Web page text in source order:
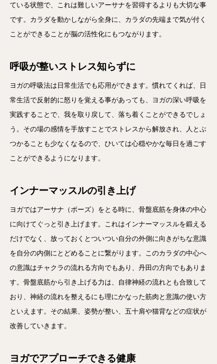
ている状態で、これは難しいアーサナを習得するよりも大切な事
です。カラダを動かしながら全身に、カラダの先端まで気が付く
ことができることが脳の活性化にもつながります。
呼吸が整いストレス知らずに
ヨガの呼吸法は日常生活でも応用ができます。慣れてくれば、日
常生活で反射的に怒りを覚える事があっても、ヨガの深い呼吸を
実践することで、我を取り戻して、落ち着くことができるでしょ
う。その場の感情を手放すことでストレスから解放され、人とぶ
つかることも少なくなるので、ひいては心穏やかな毎日を過ごす
ことができるようになります。
インナーマッスルの引き上げ
ヨガではアーサナ（ポーズ）をとる時に、骨盤底筋を身体の中心
に向けてぐっと引き上げます。これはインナーマッスルを鍛える
だけでなく、放っておくとついつい自分の外側に向きがちな意識
を自分の内側にとどめることに繋がります。このカラダの中心へ
の意識はチャクラの流れる方向でもあり、丹田の方向でもありま
す。骨盤底筋から引き上げる力は、自律神経の流れとも合致して
おり、神経の流れを整えるにも理にかなった筋肉と意識の使い方
といえます。その結果、姿勢が整い、五十肩や猫背などの症状が
改善していきます。
ヨガでアプローチできる健康